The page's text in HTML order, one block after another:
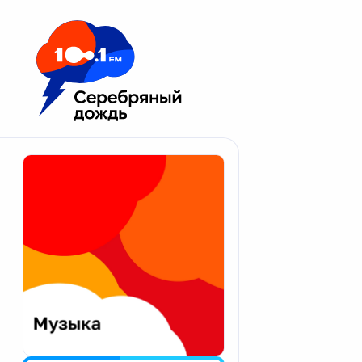
Москва 100.1 FM
Апатиты
Екатеринбург
Калининград
Калуга